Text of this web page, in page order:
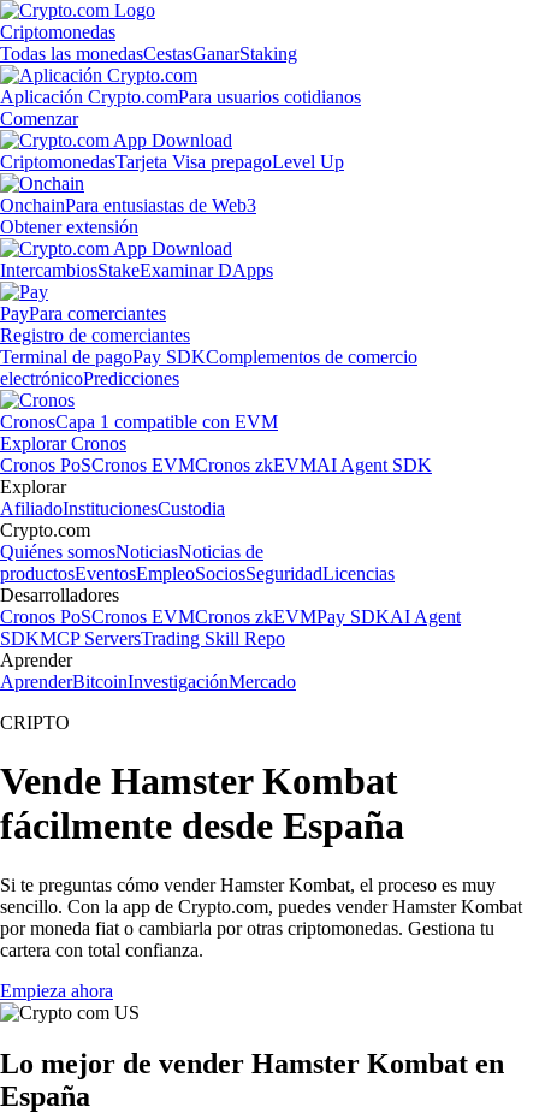
Criptomonedas
Todas las monedasCestasGanarStaking
Aplicación Crypto.comPara usuarios cotidianos
Comenzar
CriptomonedasTarjeta Visa prepagoLevel Up
OnchainPara entusiastas de Web3
Obtener extensión
IntercambiosStakeExaminar DApps
PayPara comerciantes
Registro de comerciantes
Terminal de pagoPay SDKComplementos de comercio
electrónicoPredicciones
CronosCapa 1 compatible con EVM
Explorar Cronos
Cronos PoSCronos EVMCronos zkEVMAI Agent SDK
Explorar
AfiliadoInstitucionesCustodia
Crypto.com
Quiénes somosNoticiasNoticias de
productosEventosEmpleoSociosSeguridadLicencias
Desarrolladores
Cronos PoSCronos EVMCronos zkEVMPay SDKAI Agent
SDKMCP ServersTrading Skill Repo
Aprender
AprenderBitcoinInvestigaciónMercado
CRIPTO
Vende Hamster Kombat
fácilmente desde España
Si te preguntas cómo vender Hamster Kombat, el proceso es muy
sencillo. Con la app de Crypto.com, puedes vender Hamster Kombat
por moneda fiat o cambiarla por otras criptomonedas. Gestiona tu
cartera con total confianza.
Empieza ahora
Lo mejor de vender Hamster Kombat en
España